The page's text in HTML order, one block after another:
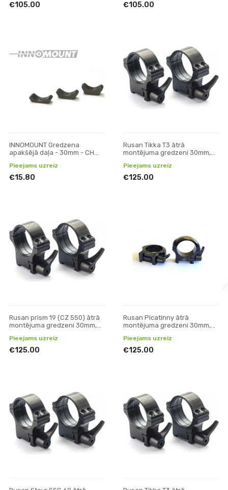
€105.00 €105.00
INNOMOUNT Gredzena
apakšējā daļa - 30mm - CH
Pieejams uzreiz
€15.80
Rusan Tikka T3 ātrā
montējuma gredzeni 30mm,
Pieejams uzreiz
€125.00
Rusan prism 19 (CZ 550) ātrā
montējuma gredzeni 30mm,
Pieejams uzreiz
€125.00
Rusan Picatinny ātrā
montējuma gredzeni 30mm,
Pieejams uzreiz
€125.00